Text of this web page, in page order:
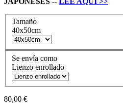
Tamaño
40x50cm
Se envía como
Lienzo enrollado
80,00 €